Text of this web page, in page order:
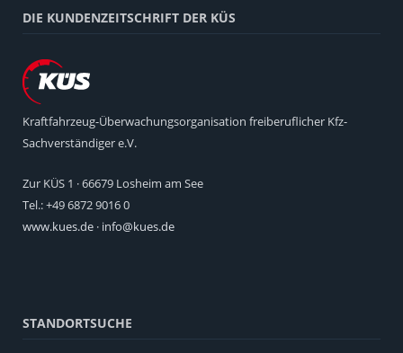
DIE KUNDENZEITSCHRIFT DER KÜS
Kraftfahrzeug-Überwachungsorganisation freiberuflicher Kfz-
Sachverständiger e.V.
Zur KÜS 1 · 66679 Losheim am See
Tel.: +49 6872 9016 0
www.kues.de · info@kues.de
STANDORTSUCHE